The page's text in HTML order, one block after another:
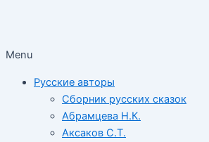
Menu
Русские авторы
Сборник русских сказок
Абрамцева Н.К.
Аксаков С.Т.